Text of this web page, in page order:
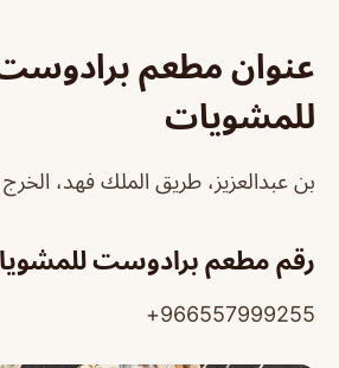
عنوان مطعم
للمشويات
بن عبدالعزيز، طريق الملك فهد، الخرج
رقم مطعم برادوست
966557999255+